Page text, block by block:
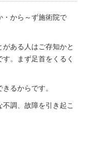
から～ず施術院で
ある人はご存知かと
。まず足首をくるく
るからです。
調、故障を引き起こ